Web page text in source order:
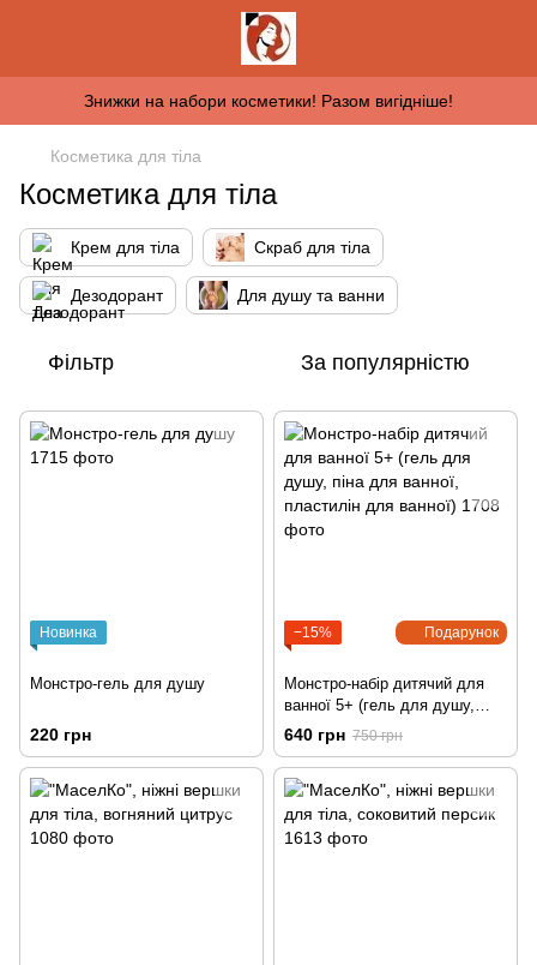
Знижки на набори косметики! Разом вигідніше!
Косметика для тіла
Косметика для тіла
Крем для тіла Скраб для тіла
Дезодорант Для душу та ванни
Фільтр За популярністю
Новинка
Монстро-гель для душу
220 грн
Подарунок
−15%
Монстро-набір дитячий для
ванної 5+ (гель для душу,
піна для ванної, пластилін
для ванної)
640 грн 750 грн